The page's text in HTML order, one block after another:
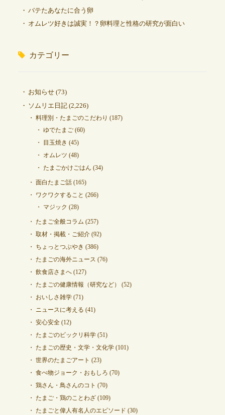
バテたあなたに合う卵
オムレツ好きは誠実！？卵料理と性格の研究が面白い
カテゴリー
お知らせ(73)
ソムリエ日記(2,226)
料理別・たまごのこだわり (187)
ゆでたまご(60)
目玉焼き (45)
オムレツ (48)
たまごかけごはん (34)
面白たまご話(165)
ワクワクすること (266)
マジック (28)
たまご全般コラム (257)
取材・掲載・ご紹介(92)
ちょっとつぶやき (386)
たまごの海外ニュース (76)
飲食店さまへ(127)
たまごの健康情報（研究など）
(52)
おいしさ雑学(71)
ニュースに考える (41)
安心安全(12)
たまごのビックリ科学(51)
たまごの歴史・文学・文化学(101)
世界のたまごアート (23)
食べ物ジョーク・おもしろ (70)
鶏さん・鳥さんのコト (70)
たまご・鶏のことわざ(109)
たまごと偉人有名人のエピソード (30)